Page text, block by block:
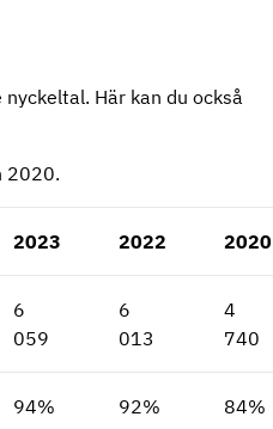
Här kan du också
2020.
2023 2022 2020
6
059
6
013
4
740
94% 92% 84%